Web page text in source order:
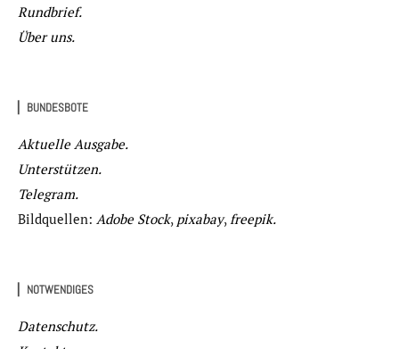
Rundbrief.
Über uns.
▏BUNDESBOTE
Aktuelle Ausgabe.
Unterstützen.
Telegram.
Bildquellen: Adobe Stock, pixabay, freepik.
▏NOTWENDIGES
Datenschutz.